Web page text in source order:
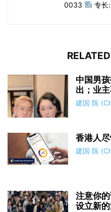
0033
专长
中国男
出；业
建国 陈
香港人
建国 陈
注意你
设立新